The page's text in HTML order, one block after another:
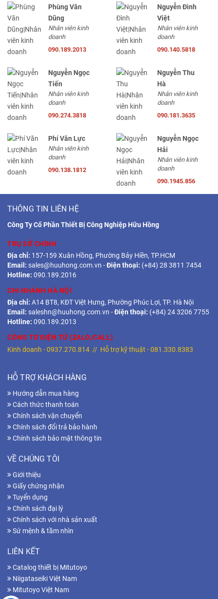
Phùng Văn
Dũng
Nhân viên kinh
doanh
090.189.2013
Nguyễn Đình
Việt
Nhân viên kinh
doanh
090.140.5818
Nguyễn Ngọc
Tiến
Nhân viên kinh
doanh
090.274.3818
Nguyễn Thu
Hà
Nhân viên kinh
doanh
090.181.3635
Phí Văn Lực
Nhân viên kinh
doanh
090.138.1812
Nguyễn Ngọc
Hải
Nhân viên kinh
doanh
090.1945.856
THÔNG TIN LIÊN HỆ
Công Ty Cổ Phần Thiết Bị Công Nghiệp Hữu Hồng
TRỤ SỞ CHÍNH
Địa chỉ: 157-159 Xuân Hồng, Phường Bảy Hiền, TP.HCM
Email: sales@huuhong.com.vn -Điện thoại: (+84) 28 3811 7454
Hotline: 090.189.2016
CHI NHÁNH HÀ NỘI
Địa chỉ: A14 BT8, KĐT Việt Hưng, Phường Phúc Lợi, TP. Hà Nội
Email: saleshn@huuhong.com.vn -Điện thoại: (+84) 24 3206 7755
Hotline: 090.189.2013
CÔNG TƠ ĐIỆN TỬ (ZALO/CALL)
Kinh doanh -0937.270.814 // Hỗ trợ kỹ thuật -081.330.8383
HỖ TRỢ KHÁCH HÀNG
Hướng dẫn mua hàng
Cách thức thanh toán
Chính sách vận chuyển
Chính sách đổi trả bảo hành
Chính sách bảo mật thông tin
VỀ CHÚNG TÔI
Giới thiệu
Giấy chứng nhận
Tuyển dụng
Chính sách đại lý
Chính sách với nhà sản xuất
Sứ mệnh & tầm nhìn
LIÊN KẾT
Catalog thiết bị Mitutoyo
Niigataseiki Việt Nam
Mitutoyo Việt Nam